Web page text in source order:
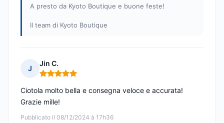
A presto da Kyoto Boutique e buone feste!
Il team di Kyoto Boutique
J
Jin C.
Nota: 5 su 5
Pubblicato il 08/12/2024 à 17h36
Ciotola molto bella e consegna veloce e accurata!
Grazie mille!